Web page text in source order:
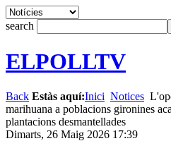
search
ELPOLLTV
Back Estàs aquí:Inici Notices
marihuana a poblacions gironines
plantacions desmantellades
Dimarts, 26 Maig 2026 17:39